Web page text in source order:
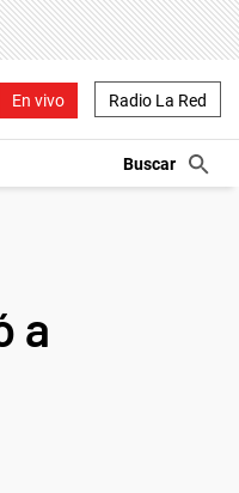
En vivo Radio La Red
a